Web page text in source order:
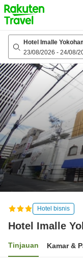
to
top
page
Hotel Imalle
23/08/2026 - 24/08/
Hotel bisnis
Hotel Imalle
Tinjauan Kamar &